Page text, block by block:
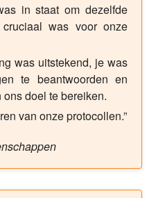
in staat om dezelfde
was voor onze
was uitstekend, je was
te beantwoorden en
doel te bereiken.
van onze protocollen.”